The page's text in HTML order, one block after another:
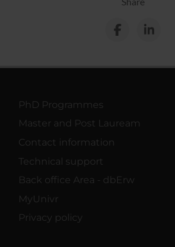
PhD Programmes
Master and Post Lauream
Contact information
Technical support
Back office Area - dbErw
MyUnivr
Privacy policy